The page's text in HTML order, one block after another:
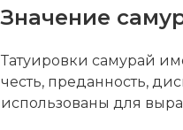
Значение
Татуировки самурай
честь, преданность,
использованы для